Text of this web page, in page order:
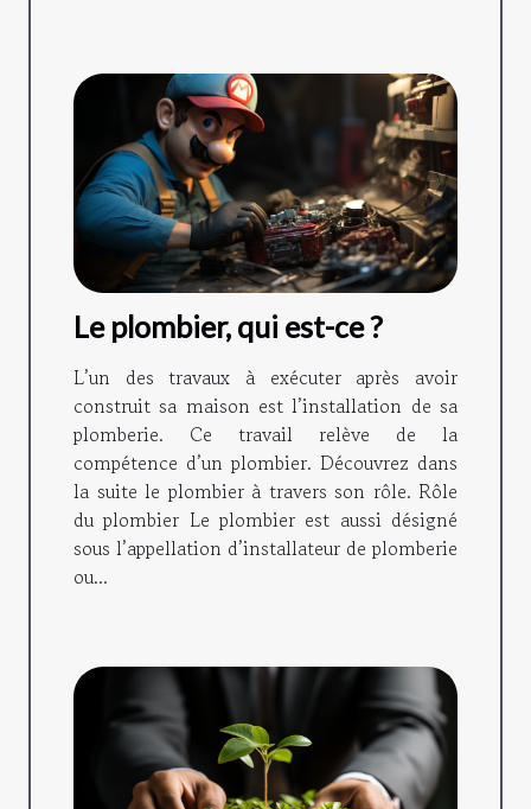
Le plombier, qui est-ce ?
L’un des travaux à exécuter après avoir
construit sa maison est l’installation de sa
plomberie. Ce travail relève de la
compétence d’un plombier. Découvrez dans
la suite le plombier à travers son rôle. Rôle
du plombier Le plombier est aussi désigné
sous l’appellation d’installateur de plomberie
ou...